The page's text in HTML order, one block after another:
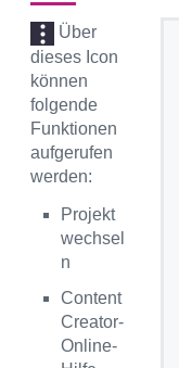
Über
dieses Icon
können
folgende
Funktionen
aufgerufen
werden:
Projekt
wechsel
n
Content
Creator-
Online-